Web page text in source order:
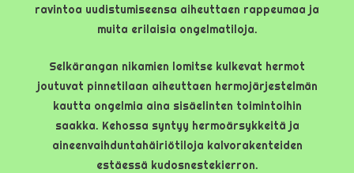
ravintoa uudistumiseensa aiheuttaen rappeumaa ja
muita erilaisia ongelmatiloja.
Selkärangan nikamien lomitse kulkevat hermot
joutuvat pinnetilaan aiheuttaen hermojärjestelmän
kautta ongelmia aina sisäelinten toimintoihin
saakka. Kehossa syntyy hermoärsykkeitä ja
aineenvaihduntahäiriötiloja kalvorakenteiden
estäessä kudosnestekierron.